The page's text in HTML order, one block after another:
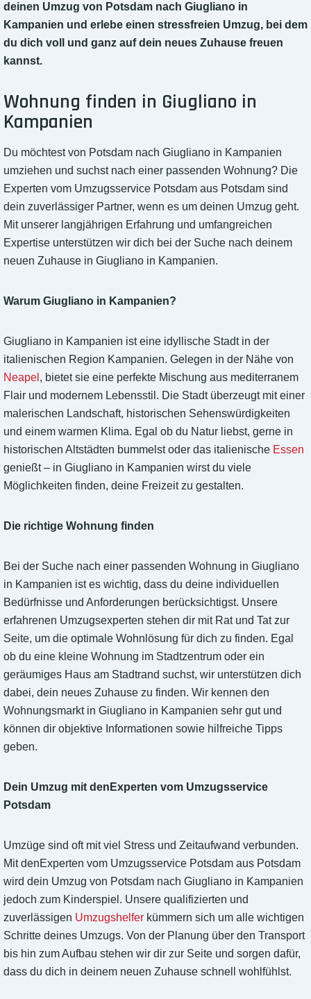
deinen Umzug von Potsdam nach Giugliano in
Kampanien und erlebe einen stressfreien Umzug, bei dem
du dich voll und ganz auf dein neues Zuhause freuen
kannst.
Wohnung finden in Giugliano in
Kampanien
Du möchtest von Potsdam nach Giugliano in Kampanien
umziehen und suchst nach einer passenden Wohnung? Die
Experten vom Umzugsservice Potsdam aus Potsdam sind
dein zuverlässiger Partner, wenn es um deinen Umzug geht.
Mit unserer langjährigen Erfahrung und umfangreichen
Expertise unterstützen wir dich bei der Suche nach deinem
neuen Zuhause in Giugliano in Kampanien.
Warum Giugliano in Kampanien?
Giugliano in Kampanien ist eine idyllische Stadt in der
italienischen Region Kampanien. Gelegen in der Nähe von
Neapel , bietet sie eine perfekte Mischung aus mediterranem
Flair und modernem Lebensstil. Die Stadt überzeugt mit einer
malerischen Landschaft, historischen Sehenswürdigkeiten
und einem warmen Klima. Egal ob du Natur liebst, gerne in
historischen Altstädten bummelst oder das italienische Essen
genießt – in Giugliano in Kampanien wirst du viele
Möglichkeiten finden, deine Freizeit zu gestalten.
Die richtige Wohnung finden
Bei der Suche nach einer passenden Wohnung in Giugliano
in Kampanien ist es wichtig, dass du deine individuellen
Bedürfnisse und Anforderungen berücksichtigst. Unsere
erfahrenen Umzugsexperten stehen dir mit Rat und Tat zur
Seite, um die optimale Wohnlösung für dich zu finden. Egal
ob du eine kleine Wohnung im Stadtzentrum oder ein
geräumiges Haus am Stadtrand suchst, wir unterstützen dich
dabei, dein neues Zuhause zu finden. Wir kennen den
Wohnungsmarkt in Giugliano in Kampanien sehr gut und
können dir objektive Informationen sowie hilfreiche Tipps
geben.
Dein Umzug mit denExperten vom Umzugsservice
Potsdam
Umzüge sind oft mit viel Stress und Zeitaufwand verbunden.
Mit denExperten vom Umzugsservice Potsdam aus Potsdam
wird dein Umzug von Potsdam nach Giugliano in Kampanien
jedoch zum Kinderspiel. Unsere qualifizierten und
zuverlässigen Umzugshelfer kümmern sich um alle wichtigen
Schritte deines Umzugs. Von der Planung über den Transport
bis hin zum Aufbau stehen wir dir zur Seite und sorgen dafür,
dass du dich in deinem neuen Zuhause schnell wohlfühlst.